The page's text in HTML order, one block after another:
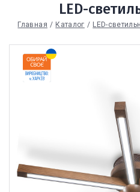
LED-
Главная Каталог LED-